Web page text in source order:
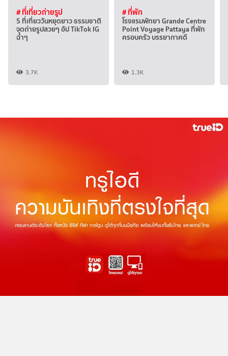
# ที่เที่ยวถ่ายรูป
5 ที่เที่ยววันหยุดยาว ธรรมชาติ
จุดถ่ายรูปสวยๆ อัป TikTok IG
ฉ่ำๆ
3.7K
# ที่พัก
โรงแรมพัทยา Grande Centre
Point Voyage Pattaya ที่พัก
ครอบครัว บรรยากาศดี
1.3K